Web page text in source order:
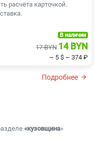
расчёта карточкой.
В наличии
17 BYN 14 BYN
~ 5 $ ~ 374 ₽
Подробнее
«кузовщина»